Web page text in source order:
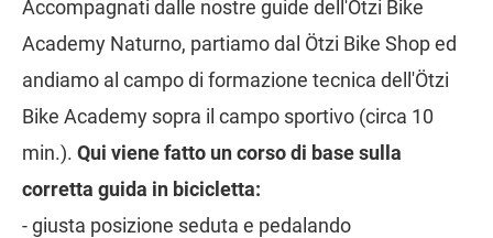
Accompagnati dalle nostre guide dell'Ötzi Bike
Academy Naturno, partiamo dal Ötzi Bike Shop ed
andiamo al campo di formazione tecnica dell'Ötzi
Bike Academy sopra il campo sportivo (circa 10
min.). Qui viene fatto un corso di base sulla
corretta guida in bicicletta:
- giusta posizione seduta e pedalando